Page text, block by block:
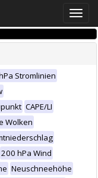
Toggle
Stromlinien
CAPE/LI
Wolken
200 hPa Wind
Neuschneehöhe